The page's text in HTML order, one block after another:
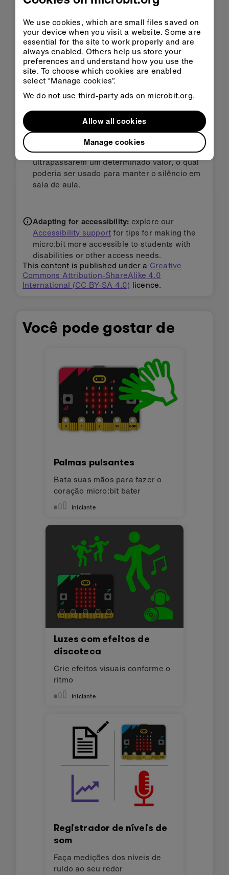
Terceiro passo: vamos
deixar o código ainda
melhor
graficamente os níveis de barulho, mostrando
diferentes emojis dependendo dos níveis de
Crie um alarme visual e sonoro que pisca
apenas quando os níveis de barulho
ultrapassarem um determinado valor, o qual
poderia ser usado para manter o silêncio em
sala de aula.
Adapting for accessibility: explore our
Accessibility supportfor tips for making the
micro:bit more accessible to students with
disabilities or other access needs.
This content is published under a Creative
Commons Attribution-ShareAlike 4.0
International (CC BY-SA 4.0) licence.
Você pode gostar de
Palmas pulsantes
Bata suas mãos para fazer o
coração micro:bit bater
Iniciante
Luzes com efeitos de
discoteca
Crie efeitos visuais conforme o
ritmo
Iniciante
Registrador de níveis de
som
Faça medições dos níveis de
ruído ao seu redor
We use cookies, which are small files saved on
your device when you visit a website. Some are
essential for the site to work properly and are
always enabled. Others help us store your
preferences and understand how you use the
site. To choose which cookies are enabled
select “Manage cookies”.
We do not use third-party ads on microbit.org.
Manage cookies
Allow all cookies